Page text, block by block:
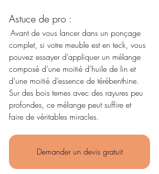
Astuce de pro :
Avant de vous lancer dans un ponçage
complet, si votre meuble est en teck, vous
pouvez essayer d’appliquer un mélange
composé d’une moitié d’huile de lin et
d’une moitié d’essence de térébenthine.
Sur des bois ternes avec des rayures peu
profondes, ce mélange peut suffire et
faire de véritables miracles.
Demander un devis gratuit